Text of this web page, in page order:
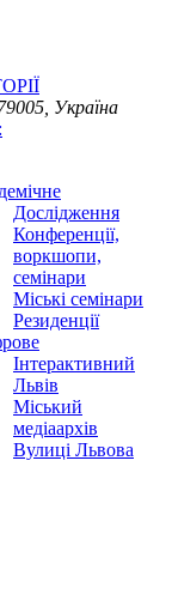
Україна
Дослідження
Конференції,
воркшопи,
семінари
Міські семінари
Резиденції
Інтерактивний
Львів
Міський
медіаархів
Вулиці Львова